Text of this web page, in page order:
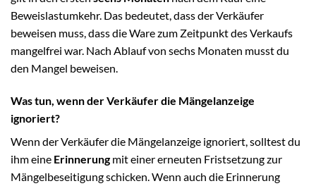
Beweislastumkehr. Das bedeutet, dass der Verkäufer
beweisen muss, dass die Ware zum Zeitpunkt des Verkaufs
mangelfrei war. Nach Ablauf von sechs Monaten musst du
den Mangel beweisen.
Was tun, wenn der Verkäufer die Mängelanzeige
ignoriert?
Wenn der Verkäufer die Mängelanzeige ignoriert, solltest du
ihm eine Erinnerungmit einer erneuten Fristsetzung zur
Mängelbeseitigung schicken. Wenn auch die Erinnerung